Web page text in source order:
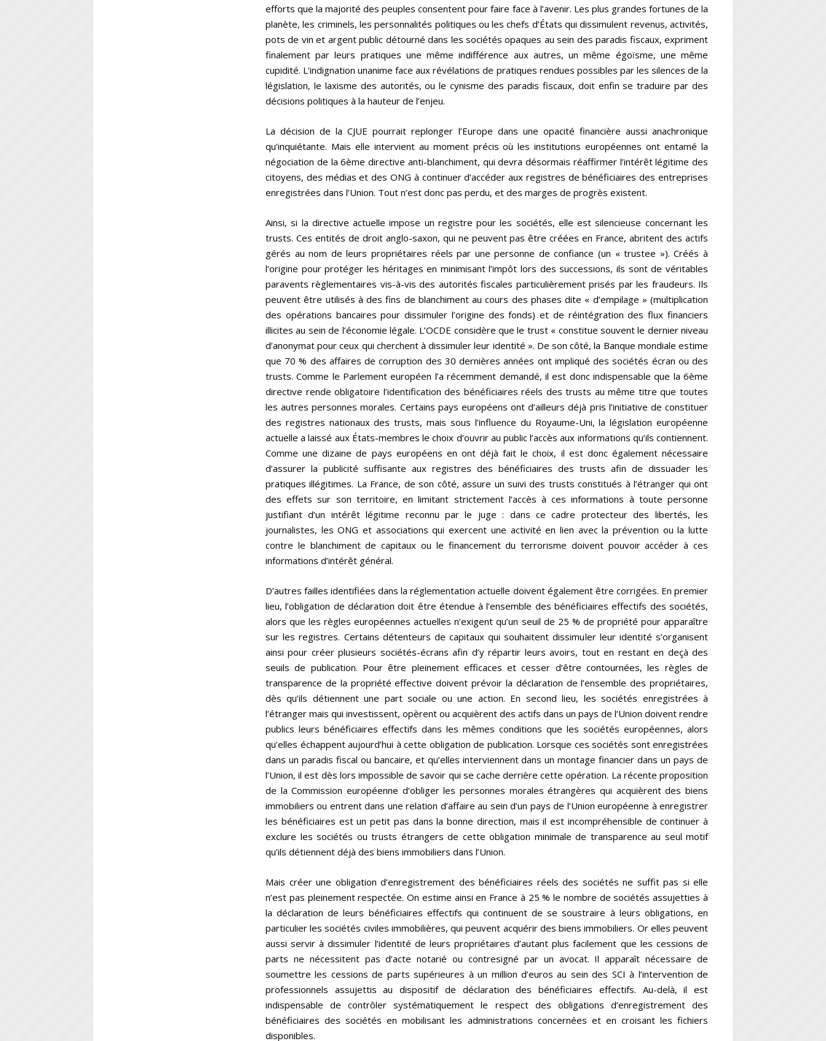
efforts que la majorité des peuples consentent pour faire face à l’avenir. Les plus grandes fortunes de la
planète, les criminels, les personnalités politiques ou les chefs d’États qui dissimulent revenus, activités,
pots de vin et argent public détourné dans les sociétés opaques au sein des paradis fiscaux, expriment
finalement par leurs pratiques une même indifférence aux autres, un même égoïsme, une même
cupidité. L’indignation unanime face aux révélations de pratiques rendues possibles par les silences de la
législation, le laxisme des autorités, ou le cynisme des paradis fiscaux, doit enfin se traduire par des
décisions politiques à la hauteur de l’enjeu.
La décision de la CJUE pourrait replonger l’Europe dans une opacité financière aussi anachronique
qu’inquiétante. Mais elle intervient au moment précis où les institutions européennes ont entamé la
négociation de la 6ème directive anti-blanchiment, qui devra désormais réaffirmer l’intérêt légitime des
citoyens, des médias et des ONG à continuer d’accéder aux registres de bénéficiaires des entreprises
enregistrées dans l’Union. Tout n’est donc pas perdu, et des marges de progrès existent.
Ainsi, si la directive actuelle impose un registre pour les sociétés, elle est silencieuse concernant les
trusts. Ces entités de droit anglo-saxon, qui ne peuvent pas être créées en France, abritent des actifs
gérés au nom de leurs propriétaires réels par une personne de confiance (un « trustee »). Créés à
l’origine pour protéger les héritages en minimisant l’impôt lors des successions, ils sont de véritables
paravents règlementaires vis-à-vis des autorités fiscales particulièrement prisés par les fraudeurs. Ils
peuvent être utilisés à des fins de blanchiment au cours des phases dite « d’empilage » (multiplication
des opérations bancaires pour dissimuler l’origine des fonds) et de réintégration des flux financiers
illicites au sein de l’économie légale. L’OCDE considère que le trust « constitue souvent le dernier niveau
d’anonymat pour ceux qui cherchent à dissimuler leur identité ». De son côté, la Banque mondiale estime
que 70 % des affaires de corruption des 30 dernières années ont impliqué des sociétés écran ou des
trusts. Comme le Parlement européen l’a récemment demandé, il est donc indispensable que la 6ème
directive rende obligatoire l’identification des bénéficiaires réels des trusts au même titre que toutes
les autres personnes morales. Certains pays européens ont d’ailleurs déjà pris l’initiative de constituer
des registres nationaux des trusts, mais sous l’influence du Royaume-Uni, la législation européenne
actuelle a laissé aux États-membres le choix d’ouvrir au public l’accès aux informations qu’ils contiennent.
Comme une dizaine de pays européens en ont déjà fait le choix, il est donc également nécessaire
d’assurer la publicité suffisante aux registres des bénéficiaires des trusts afin de dissuader les
pratiques illégitimes. La France, de son côté, assure un suivi des trusts constitués à l’étranger qui ont
des effets sur son territoire, en limitant strictement l’accès à ces informations à toute personne
justifiant d’un intérêt légitime reconnu par le juge : dans ce cadre protecteur des libertés, les
journalistes, les ONG et associations qui exercent une activité en lien avec la prévention ou la lutte
contre le blanchiment de capitaux ou le financement du terrorisme doivent pouvoir accéder à ces
informations d’intérêt général.
D’autres failles identifiées dans la réglementation actuelle doivent également être corrigées. En premier
lieu, l’obligation de déclaration doit être étendue à l’ensemble des bénéficiaires effectifs des sociétés,
alors que les règles européennes actuelles n’exigent qu’un seuil de 25 % de propriété pour apparaître
sur les registres. Certains détenteurs de capitaux qui souhaitent dissimuler leur identité s’organisent
ainsi pour créer plusieurs sociétés-écrans afin d’y répartir leurs avoirs, tout en restant en deçà des
seuils de publication. Pour être pleinement efficaces et cesser d’être contournées, les règles de
transparence de la propriété effective doivent prévoir la déclaration de l’ensemble des propriétaires,
dès qu’ils détiennent une part sociale ou une action. En second lieu, les sociétés enregistrées à
l’étranger mais qui investissent, opèrent ou acquièrent des actifs dans un pays de l’Union doivent rendre
publics leurs bénéficiaires effectifs dans les mêmes conditions que les sociétés européennes, alors
qu’elles échappent aujourd’hui à cette obligation de publication. Lorsque ces sociétés sont enregistrées
dans un paradis fiscal ou bancaire, et qu’elles interviennent dans un montage financier dans un pays de
l’Union, il est dès lors impossible de savoir qui se cache derrière cette opération. La récente proposition
de la Commission européenne d’obliger les personnes morales étrangères qui acquièrent des biens
immobiliers ou entrent dans une relation d’affaire au sein d’un pays de l’Union européenne à enregistrer
les bénéficiaires est un petit pas dans la bonne direction, mais il est incompréhensible de continuer à
exclure les sociétés ou trusts étrangers de cette obligation minimale de transparence au seul motif
qu’ils détiennent déjà des biens immobiliers dans l’Union.
Mais créer une obligation d’enregistrement des bénéficiaires réels des sociétés ne suffit pas si elle
n’est pas pleinement respectée. On estime ainsi en France à 25 % le nombre de sociétés assujetties à
la déclaration de leurs bénéficiaires effectifs qui continuent de se soustraire à leurs obligations, en
particulier les sociétés civiles immobilières, qui peuvent acquérir des biens immobiliers. Or elles peuvent
aussi servir à dissimuler l’identité de leurs propriétaires d’autant plus facilement que les cessions de
parts ne nécessitent pas d’acte notarié ou contresigné par un avocat. Il apparaît nécessaire de
soumettre les cessions de parts supérieures à un million d’euros au sein des SCI à l’intervention de
professionnels assujettis au dispositif de déclaration des bénéficiaires effectifs. Au-delà, il est
indispensable de contrôler systématiquement le respect des obligations d’enregistrement des
bénéficiaires des sociétés en mobilisant les administrations concernées et en croisant les fichiers
disponibles.